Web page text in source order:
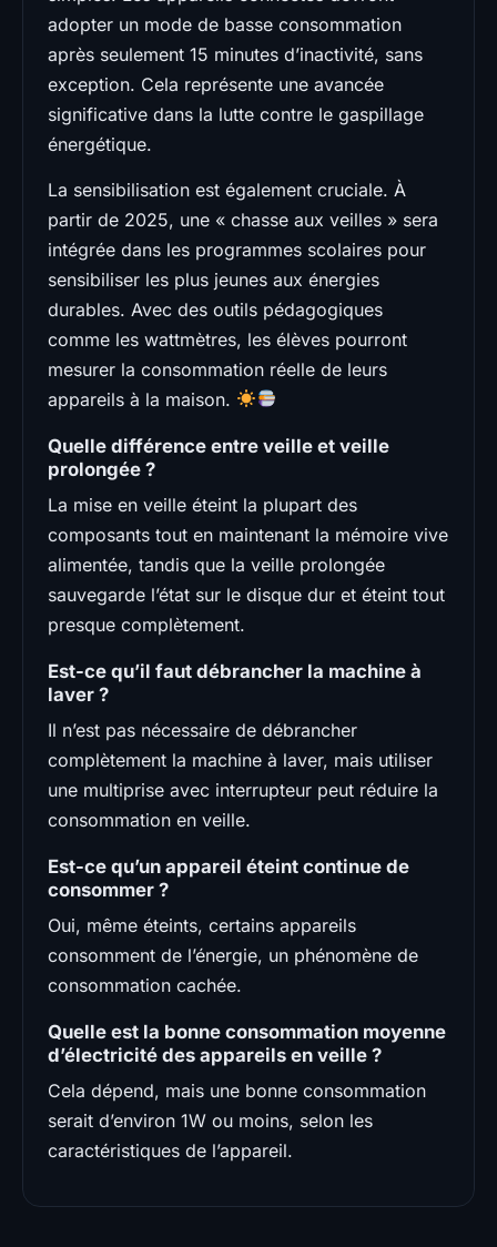
adopter un mode de basse consommation
après seulement 15 minutes d’inactivité, sans
exception. Cela représente une avancée
significative dans la lutte contre le gaspillage
énergétique.
La sensibilisation est également cruciale. À
partir de 2025, une « chasse aux veilles » sera
intégrée dans les programmes scolaires pour
sensibiliser les plus jeunes aux énergies
durables. Avec des outils pédagogiques
comme les wattmètres, les élèves pourront
mesurer la consommation réelle de leurs
appareils à la maison.
Quelle différence entre veille et veille
prolongée ?
La mise en veille éteint la plupart des
composants tout en maintenant la mémoire vive
alimentée, tandis que la veille prolongée
sauvegarde l’état sur le disque dur et éteint tout
presque complètement.
Est-ce qu’il faut débrancher la machine à
laver ?
Il n’est pas nécessaire de débrancher
complètement la machine à laver, mais utiliser
une multiprise avec interrupteur peut réduire la
consommation en veille.
Est-ce qu’un appareil éteint continue de
consommer ?
Oui, même éteints, certains appareils
consomment de l’énergie, un phénomène de
consommation cachée.
Quelle est la bonne consommation moyenne
d’électricité des appareils en veille ?
Cela dépend, mais une bonne consommation
serait d’environ 1W ou moins, selon les
caractéristiques de l’appareil.